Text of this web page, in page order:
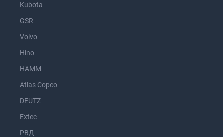
Kubota
GSR
Volvo
Hino
HAMM
Atlas Copco
DEUTZ
Extec
РВД